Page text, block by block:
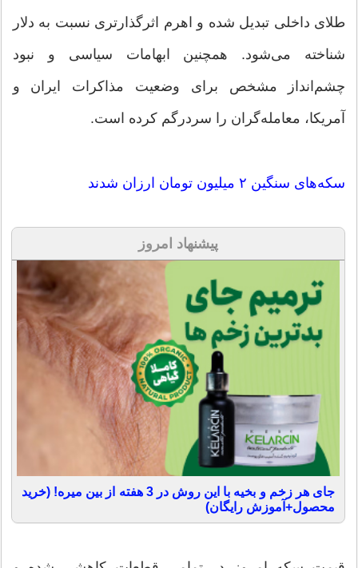
طلای داخلی تبدیل شده و اهرم اثرگذارتری نسبت به دلار
شناخته می‌شود. همچنین ابهامات سیاسی و نبود
چشم‌انداز مشخص برای وضعیت مذاکرات ایران و
آمریکا، معامله‌گران را سردرگم کرده است.
سکه‌های سنگین ۲ میلیون تومان ارزان شدند
پیشنهاد امروز
جای هر زخم و بخیه با این روش در 3 هفته از بین میره! (خرید
محصول+آموزش رایگان)